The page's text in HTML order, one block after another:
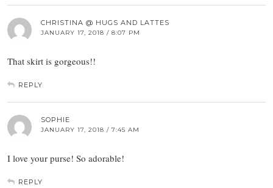
CHRISTINA @ HUGS AND LATTES
JANUARY 17, 2018 / 8:07 PM
That skirt is gorgeous!!
REPLY
SOPHIE
JANUARY 17, 2018 / 7:45 AM
I love your purse! So adorable!
REPLY